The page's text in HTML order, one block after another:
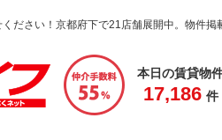
ださい！京都府下で21店舗展開中。物件掲
本日の賃貸物
17,186 件